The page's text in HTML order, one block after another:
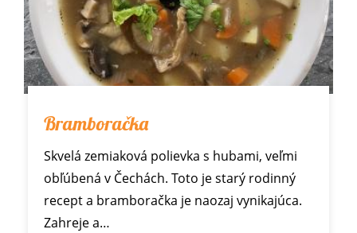
Bramboračka
Skvelá zemiaková polievka s hubami, veľmi
obľúbená v Čechách. Toto je starý rodinný
recept a bramboračka je naozaj vynikajúca.
Zahreje a…